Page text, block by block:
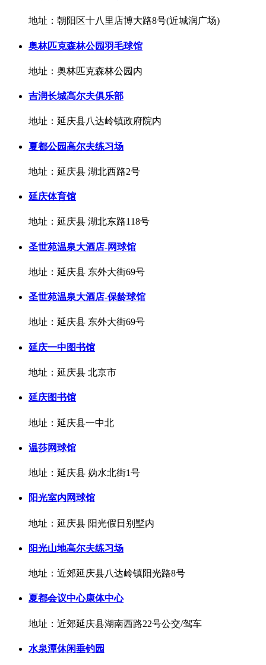
地址：朝阳区十八里店博大路8号(近城润广场)
奥林匹克森林公园羽毛球馆
地址：奥林匹克森林公园内
吉润长城高尔夫俱乐部
地址：延庆县八达岭镇政府院内
夏都公园高尔夫练习场
地址：延庆县 湖北西路2号
延庆体育馆
地址：延庆县 湖北东路118号
圣世苑温泉大酒店-网球馆
地址：延庆县 东外大街69号
圣世苑温泉大酒店-保龄球馆
地址：延庆县 东外大街69号
延庆一中图书馆
地址：延庆县 北京市
延庆图书馆
地址：延庆县一中北
温莎网球馆
地址：延庆县 妫水北街1号
阳光室内网球馆
地址：延庆县 阳光假日别墅内
阳光山地高尔夫练习场
地址：近郊延庆县八达岭镇阳光路8号
夏都会议中心康体中心
地址：近郊延庆县湖南西路22号公交/驾车
水泉潭休闲垂钓园